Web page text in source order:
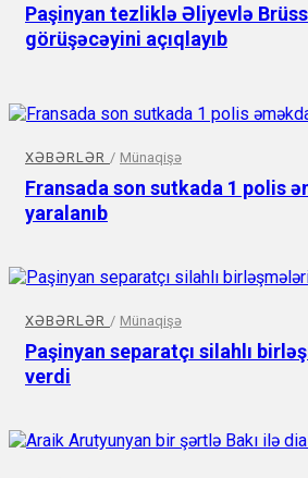
Paşinyan tezliklə Əliyevlə
görüşəcəyini açıqlayıb
XƏBƏRLƏR / Münaqişə
Fransada son sutkada 1 polis
yaralanıb
XƏBƏRLƏR / Münaqişə
Paşinyan separatçı silahlı
verdi